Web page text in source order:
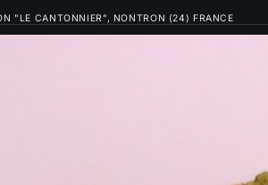
"LE CANTONNIER", NONTRON (24) FRANCE